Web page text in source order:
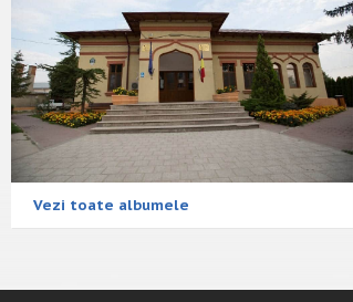
Vezi toate albumele